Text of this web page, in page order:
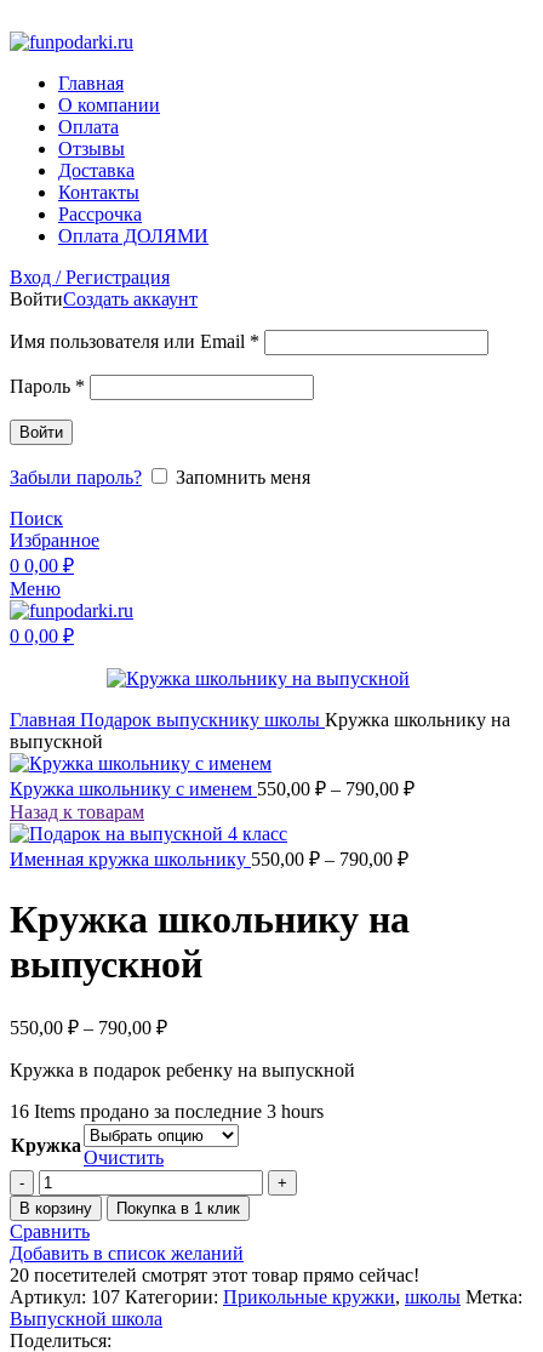
Главная
О компании
Оплата
Отзывы
Доставка
Контакты
Рассрочка
Оплата ДОЛЯМИ
Вход / Регистрация
ВойтиСоздать аккаунт
Имя пользователя или Email *
Пароль *
Войти
Забыли пароль?
Запомнить меня
Поиск
Избранное
0 0,00 ₽
Меню
0 0,00 ₽
Главная Подарок выпускнику школы Кружка школьнику на
выпускной
Кружка школьнику с именем 550,00 ₽ – 790,00 ₽Диапазон
Назад к товарам
Именная кружка школьнику 550,00 ₽ – 790,00 ₽Диапазон
Кружка школьнику на
выпускной
550,00 ₽ – 790,00 ₽Диапазон
550,00 ₽
790,00 ₽
Кружка в подарок ребенку на выпускной
16 Items продано за последние 3 hours
Кружка
Очистить
Количество
товара
Кружка
школьнику
на
выпускной
В корзину Покупка в 1 клик
Сравнить
Добавить в список желаний
20 посетителей смотрят этот товар прямо сейчас!
Артикул: 107 Категории: Прикольные кружки, школы Метка:
Выпускной школа
Поделиться: